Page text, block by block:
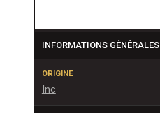
INFORMATIONS GÉNÉRALES
ORIGINE
Inc